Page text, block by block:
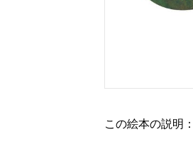
この絵本の説明：